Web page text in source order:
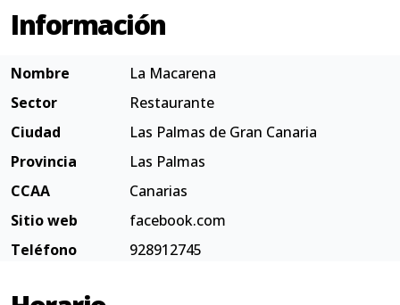
Información
Nombre
La Macarena
Sector
Restaurante
Ciudad
Las Palmas de Gran Canaria
Provincia
Las Palmas
CCAA
Canarias
Sitio web
facebook.com
Teléfono
928912745